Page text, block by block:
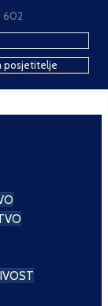
602
posjetitelje